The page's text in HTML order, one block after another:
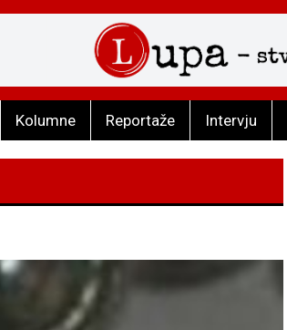
Kolumne Reportaže Intervju